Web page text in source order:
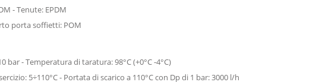
- Tenute: EPDM
porta soffietti: POM
bar - Temperatura di taratura: 98°C (+0°C -4°C)
5÷110°C - Portata di scarico a 110°C con Dp di 1 bar: 3000 l/h